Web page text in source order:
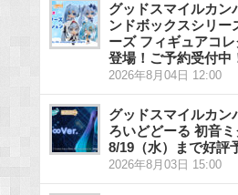
グッドスマイルカン
ンドボックスシリー
ーズ フィギュアコ
登場！ご予約受付中
2026年8月04日 12:00
グッドスマイルカン
ろいどどーる 初音
8/19（水）まで好評
2026年8月03日 15:00